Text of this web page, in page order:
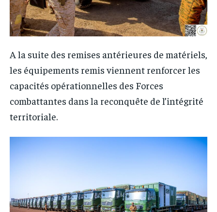
A la suite des remises antérieures de matériels,
les équipements remis viennent renforcer les
capacités opérationnelles des Forces
combattantes dans la reconquête de l’intégrité
territoriale.